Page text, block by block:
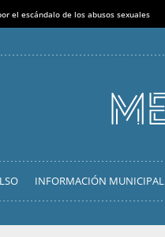
el escándalo de los abusos sexuales
INFORMACIÓN MUNICIPAL